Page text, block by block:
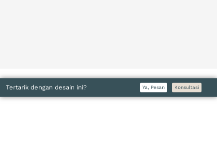
Tertarik dengan desain ini? Ya, Pesan Konsultasi